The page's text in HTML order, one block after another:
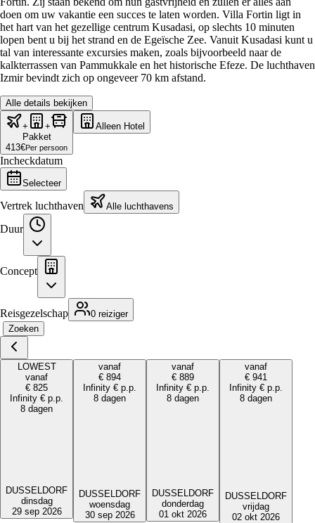
doen om uw vakantie een succes te laten worden. Villa Fortin ligt in
het hart van het gezellige centrum Kusadasi, op slechts 10 minuten
lopen bent u bij het strand en de Egeïsche Zee. Vanuit Kusadasi kunt u
tal van interessante excursies maken, zoals bijvoorbeeld naar de
kalkterrassen van Pammukkale en het historische Efeze. De luchthaven
Izmir bevindt zich op ongeveer 70 km afstand.
Alle details bekijken
+
+
Pakket
413€Per persoon
Alleen Hotel
Incheckdatum
Selecteer
Vertrek luchthaven Alle luchthavens
Duur
Concept
Reisgezelschap
0 reiziger
Zoeken
LOWEST
vanaf
€ 825
Infinity € p.p.
8 dagen
DUSSELDORF
dinsdag
29 sep 2026
vanaf
€ 894
Infinity € p.p.
8 dagen
DUSSELDORF
woensdag
30 sep 2026
vanaf
€ 889
Infinity € p.p.
8 dagen
DUSSELDORF
donderdag
01 okt 2026
vanaf
€ 941
Infinity € p.p.
8 dagen
DUSSELDORF
vrijdag
02 okt 2026